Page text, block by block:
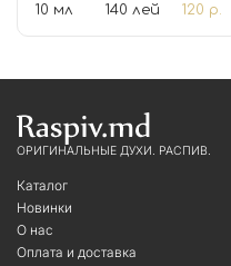
10 мл
140 лей 120 р.
ОРИГИНАЛЬНЫЕ ДУХИ. РАСПИВ.
Каталог
Новинки
О нас
Оплата и доставка